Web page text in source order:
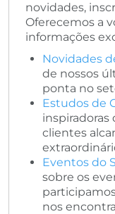
novidades,
Oferecemos a
informações
Novidades
de nossos
ponta no
Estudos de
inspiradoras
clientes
Eventos do
sobre os
nos